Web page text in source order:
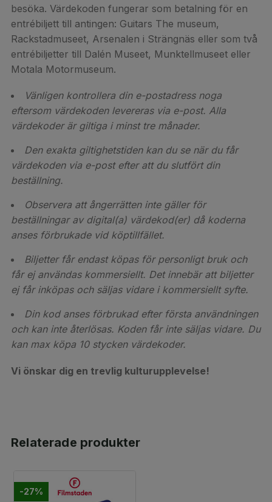
besöka. Värdekoden fungerar som betalning för en
entrébiljett till antingen: Guitars The museum,
Rackstadmuseet, Arsenalen i Strängnäs eller som två
entrébiljetter till Dalén Museet, Munktellmuseet eller
Motala Motormuseum.
Vänligen kontrollera din e-postadress noga
eftersom värdekoden levereras via e-post. Alla
värdekoder är giltiga i minst tre månader.
Den exakta giltighetstiden kan du se när du får
värdekoden via e-post efter att du slutfört din
beställning.
Observera att ångerrätten inte gäller för
beställningar av digital(a) värdekod(er) då koderna
anses förbrukade vid köptillfället.
Biljetter får endast köpas för personligt bruk och
får ej användas kommersiellt. Det innebär att biljetter
ej får inköpas och säljas vidare i kommersiellt syfte.
Din kod anses förbrukad efter första användningen
och kan inte återlösas. Koden får inte säljas vidare. Du
kan max köpa 10 stycken värdekoder.
Vi önskar dig en trevlig kulturupplevelse!
Relaterade produkter
-27%